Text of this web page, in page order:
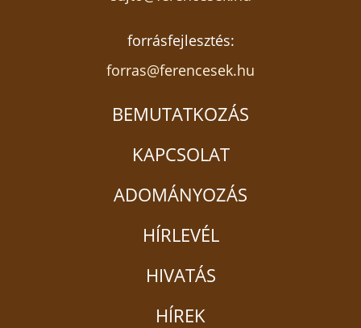
Fotók: Andrei Ivanov
forrásfejlesztés:
forras@ferencesek.hu
BEMUTATKOZÁS
KAPCSOLAT
ADOMÁNYOZÁS
HÍRLEVÉL
HIVATÁS
HÍREK